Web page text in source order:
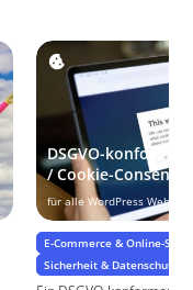
DSGVO-konformer
/ Cookie-Consent
für alle WordPress Website
E-Commerce & Online-
Sicherheit & Datenschutz